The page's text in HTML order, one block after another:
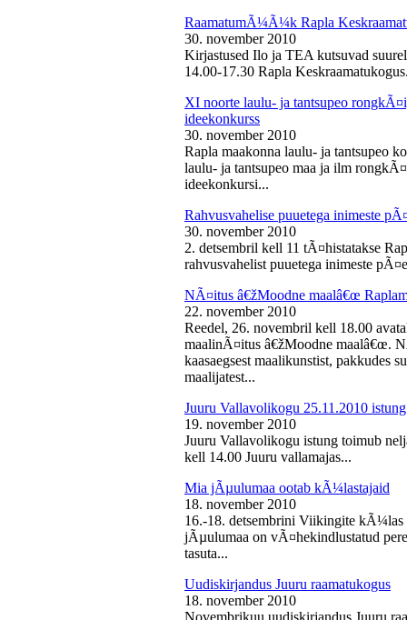
RaamatumÃ¼Ã¼k Rapla
30. november 2010
Kirjastused Ilo ja TEA kutsuvad
14.00-17.30 Rapla
XI noorte laulu- ja tantsupeo
ideekonkurss
30. november 2010
Rapla maakonna laulu- ja tantsupeo
laulu- ja tantsupeo maa ja ilm
ideekonkursi...
Rahvusvahelise puuetega inimeste
30. november 2010
2. detsembril kell 11 tÃ¤histatakse
rahvusvahelist puuetega inimeste
NÃ¤itus â€žMoodne maalâ€œ
22. november 2010
Reedel, 26. novembril kell 18.00
maalinÃ¤itus â€žMoodne maalâ€œ.
kaasaegsest maalikunstist, pakkudes
maalijatest...
Juuru Vallavolikogu 25.11.2010 istung
19. november 2010
Juuru Vallavolikogu istung toimub
kell 14.00 Juuru vallamajas...
Mia jÃµulumaa ootab kÃ¼lastajaid
18. november 2010
16.-18. detsembrini Viikingite
jÃµulumaa on vÃ¤hekindlustatud
tasuta...
Uudiskirjandus Juuru raamatukogus
18. november 2010
Novembrikuu uudiskirjandus Juuru